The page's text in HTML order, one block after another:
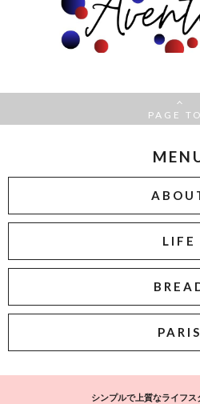
PAGE
LIFE
PARIS
シンプルで上質なライフス